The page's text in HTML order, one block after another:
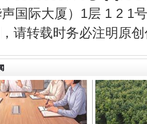
国际大厦）1层 1 2 1
请转载时务必注明原
库”的免责幌子